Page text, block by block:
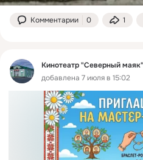
Комментарии 0 1
Кинотеатр "Северный
добавлена 7 июля в 15:02